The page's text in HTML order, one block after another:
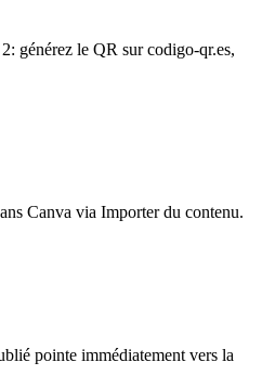
générez le QR sur codigo-qr.es,
Canva via Importer du contenu.
pointe immédiatement vers la